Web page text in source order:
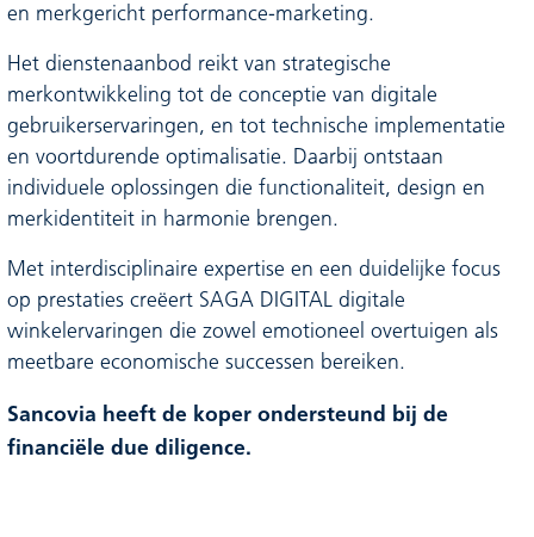
en merkgericht performance-marketing.
Het dienstenaanbod reikt van strategische
merkontwikkeling tot de conceptie van digitale
gebruikerservaringen, en tot technische implementatie
en voortdurende optimalisatie. Daarbij ontstaan
individuele oplossingen die functionaliteit, design en
merkidentiteit in harmonie brengen.
Met interdisciplinaire expertise en een duidelijke focus
op prestaties creëert SAGA DIGITAL digitale
winkelervaringen die zowel emotioneel overtuigen als
meetbare economische successen bereiken.
Sancovia heeft de koper ondersteund bij de
financiële due diligence.